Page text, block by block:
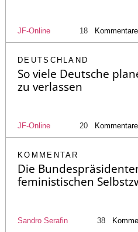
JF-Online 18
DEUTSCHLAND
So viele Deutsche
zu verlassen
JF-Online 20
KOMMENTAR
Die
feministischen
Sandro Serafin 38